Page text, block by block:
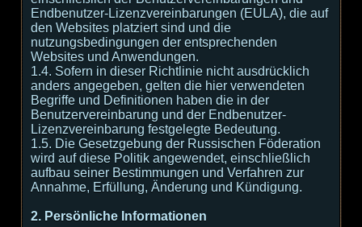
Endbenutzer-Lizenzvereinbarungen (EULA), die auf
den Websites platziert sind und die
nutzungsbedingungen der entsprechenden
Websites und Anwendungen.
1.4. Sofern in dieser Richtlinie nicht ausdrücklich
anders angegeben, gelten die hier verwendeten
Begriffe und Definitionen haben die in der
Benutzervereinbarung und der Endbenutzer-
Lizenzvereinbarung festgelegte Bedeutung.
1.5. Die Gesetzgebung der Russischen Föderation
wird auf diese Politik angewendet, einschließlich
aufbau seiner Bestimmungen und Verfahren zur
Annahme, Erfüllung, Änderung und Kündigung.
2. Persönliche Informationen